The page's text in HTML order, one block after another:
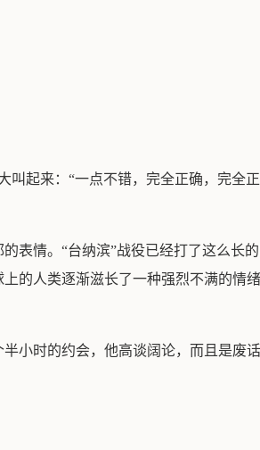
叫起来：“一点不错，完全正确，完全正
表情。“台纳滨”战役已经打了这么长
的人类逐渐滋长了一种强烈不满的情绪
小时的约会，他高谈阔论，而且是废